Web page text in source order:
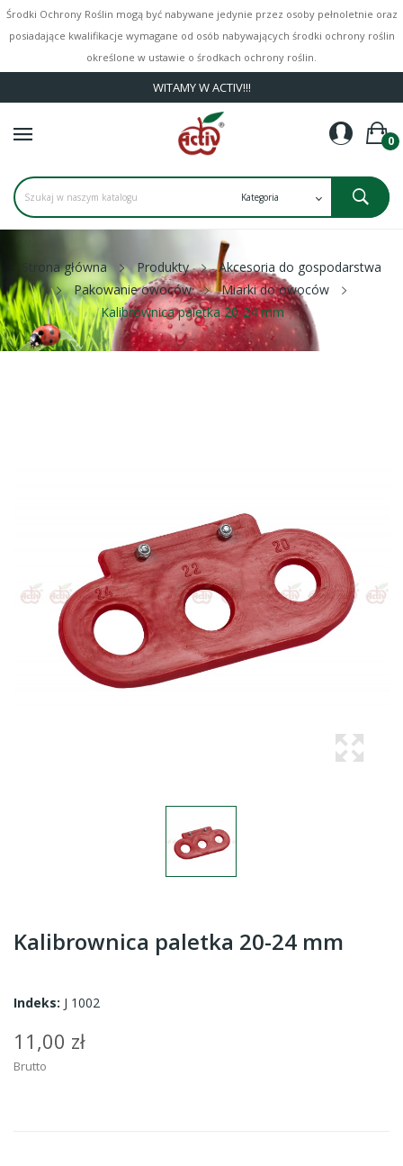
Środki Ochrony Roślin mogą być nabywane jedynie przez osoby pełnoletnie oraz
posiadające kwalifikacje wymagane od osób nabywających środki ochrony roślin
określone w ustawie o środkach ochrony roślin.
WITAMY W ACTIV!!!
0
Strona główna Produkty
Akcesoria do gospodarstwa
Pakowanie owoców
Miarki do owoców
Kalibrownica paletka 20-24 mm
Kalibrownica paletka 20-24 mm
Indeks: J 1002
11,00 zł
Brutto